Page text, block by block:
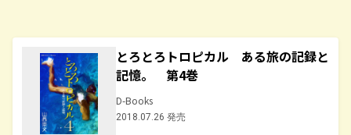
とろとろトロピカル ある旅の記録と
記憶。 第4巻
D-Books
2018.07.26 発売